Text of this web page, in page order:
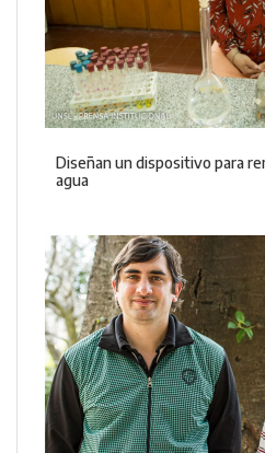
Diseñan un dispositivo para
agua